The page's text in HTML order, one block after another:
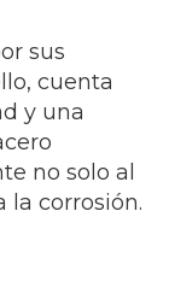
sus
cuenta
y una
no solo al
la corrosión.